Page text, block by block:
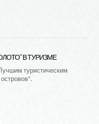
В ТУРИЗМЕ
туристическим